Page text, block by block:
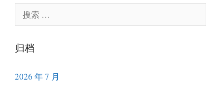
索：
归档
2026 年 7 月